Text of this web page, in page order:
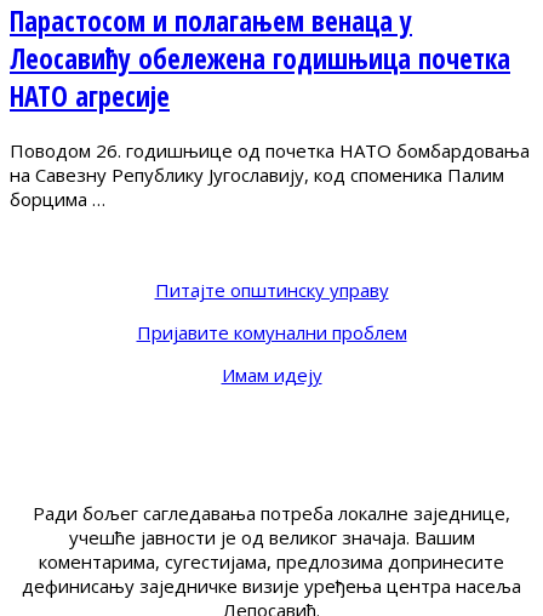
Парастосом и полагањем венаца у
Леосавићу обележена годишњица почетка
НАТО агресије
Поводом 26. годишњице од почетка НАТО бомбардовања
на Савезну Републику Југославију, код споменика Палим
борцима …
Питајте општинску управу
Пријавите комунални проблем
Имам идеју
Ради бољег сагледавања потреба локалне заједнице,
учешће јавности је од великог значаја. Вашим
коментарима, сугестијама, предлозима допринесите
дефинисању заједничке визије уређења центра насеља
Лепосавић.